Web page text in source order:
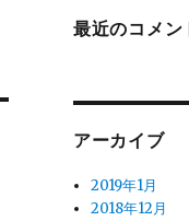
最近のコメン
アーカイブ
2019年1月
2018年12月